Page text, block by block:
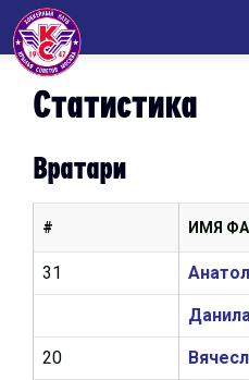
Статистика
Вратари
ИМЯ
#
31
20